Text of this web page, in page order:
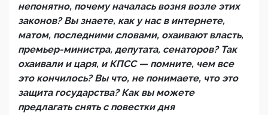
непонятно, почему началась возня возле этих
законов? Вы знаете, как у нас в интернете,
матом, последними словами, охаивают власть,
премьер-министра, депутата, сенаторов? Так
охаивали и царя, и КПСС — помните, чем все
это кончилось? Вы что, не понимаете, что это
защита государства? Как вы можете
предлагать снять с повестки дня